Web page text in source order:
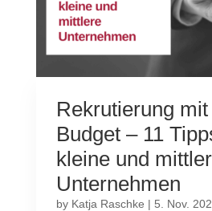
Rekrutierung
Budget – 11
kleine und
Unternehmen
by Katja Raschke | 5. Nov.